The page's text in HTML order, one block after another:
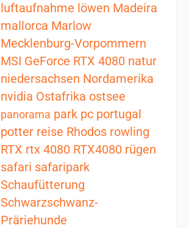
luftaufnahme löwen Madeira
mallorca Marlow
Mecklenburg-Vorpommern
MSI GeForce RTX 4080 natur
niedersachsen Nordamerika
nvidia Ostafrika ostsee
panorama park pc portugal
potter reise Rhodos rowling
RTX rtx 4080 RTX4080 rügen
safari safaripark
Schaufütterung
Schwarzschwanz-
Präriehunde